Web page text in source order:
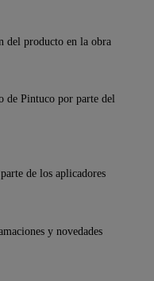
del producto en la obra
de Pintuco por parte del
de los aplicadores
y novedades